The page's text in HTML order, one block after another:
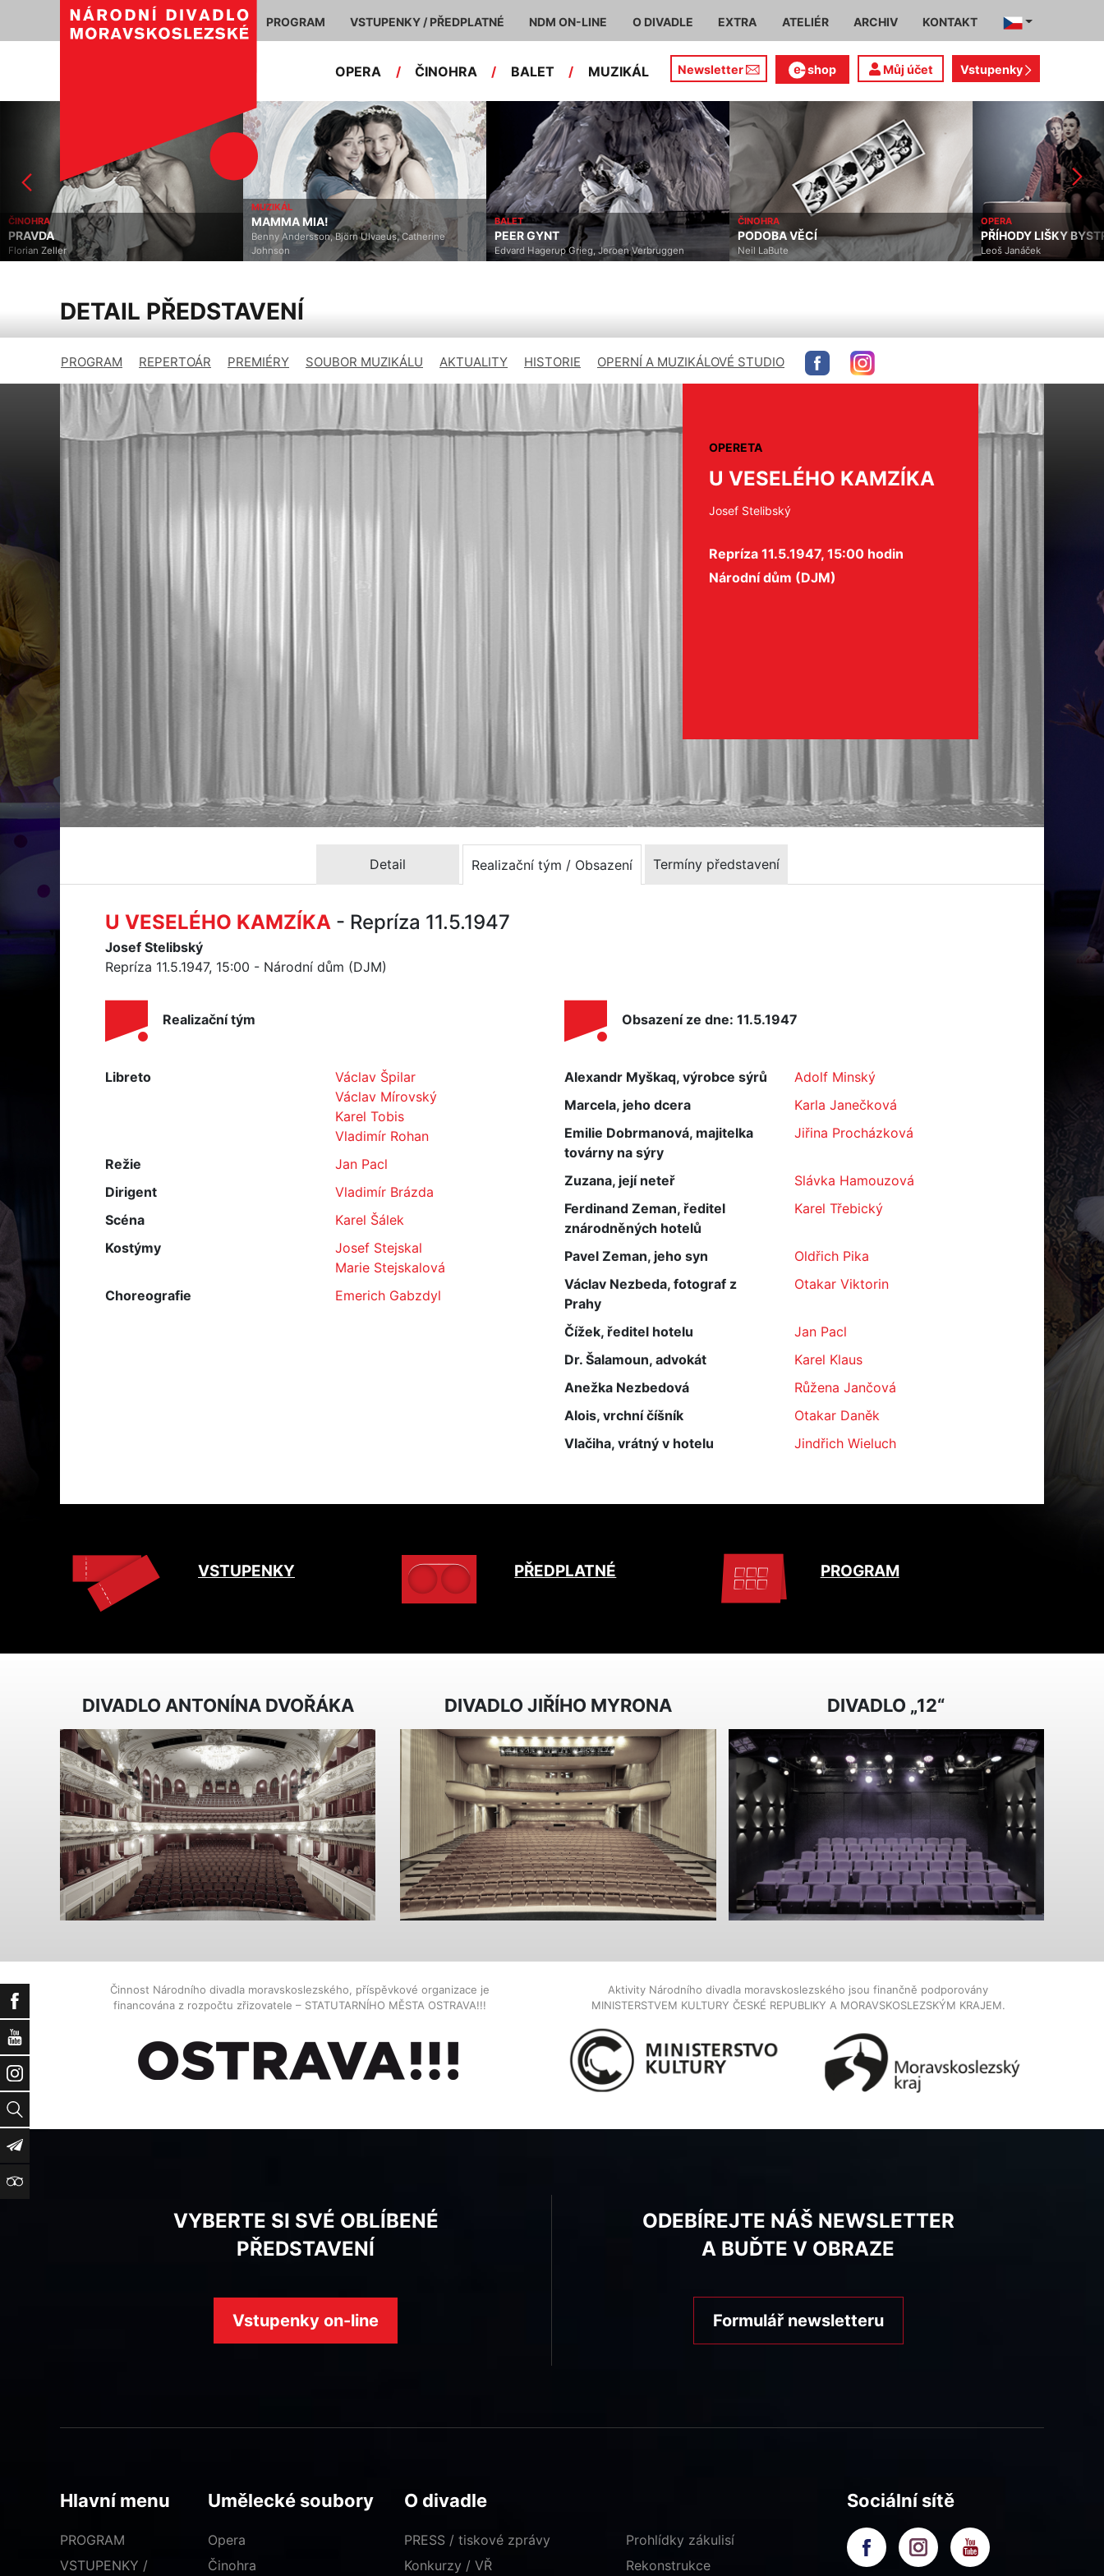
Facebook
YouTube
Instagram
Vyhledat
Newsletter
TripAdvisor
PROGRAM VSTUPENKY / PŘEDPLATNÉ NDM ON-LINE O DIVADLE EXTRA ATELIÉR ARCHIV KONTAKT
OPERA / ČINOHRA / BALET / MUZIKÁL Newsletter shop Můj účet Vstupenky
ČINOHRA
PRAVDA
Florian Zeller
MUZIKÁL
MAMMA MIA!
Benny Andersson, Björn Ulvaeus, Catherine
Johnson
BALET
PEER GYNT
Edvard Hagerup Grieg, Jeroen Verbruggen
ČINOHRA
PODOBA VĚCÍ
Neil LaBute
OPERA
PŘÍHODY LIŠKY
Leoš Janáček
DETAIL PŘEDSTAVENÍ
PROGRAM REPERTOÁR PREMIÉRY SOUBOR MUZIKÁLU AKTUALITY HISTORIE OPERNÍ A MUZIKÁLOVÉ STUDIO
OPERETA
U VESELÉHO KAMZÍKA
Josef Stelibský
Repríza 11.5.1947, 15:00 hodin
Národní dům (DJM)
Detail Realizační tým / Obsazení Termíny představení
U VESELÉHO KAMZÍKA - Repríza 11.5.1947
Josef Stelibský
Repríza 11.5.1947, 15:00 - Národní dům (DJM)
Realizační tým
Libreto
Václav Špilar
Václav Mírovský
Karel Tobis
Vladimír Rohan
Režie
Jan Pacl
Dirigent
Vladimír Brázda
Scéna
Karel Šálek
Kostýmy
Josef Stejskal
Marie Stejskalová
Choreografie
Emerich Gabzdyl
Obsazení ze dne: 11.5.1947
Alexandr Myškaq, výrobce sýrů
Adolf Minský
Marcela, jeho dcera
Karla Janečková
Emilie Dobrmanová, majitelka
továrny na sýry
Jiřina Procházková
Zuzana, její neteř
Slávka Hamouzová
Ferdinand Zeman, ředitel
znárodněných hotelů
Karel Třebický
Pavel Zeman, jeho syn
Oldřich Pika
Václav Nezbeda, fotograf z
Prahy
Otakar Viktorin
Čížek, ředitel hotelu
Jan Pacl
Dr. Šalamoun, advokát
Karel Klaus
Anežka Nezbedová
Růžena Jančová
Alois, vrchní číšník
Otakar Daněk
Vlačiha, vrátný v hotelu
Jindřich Wieluch
VSTUPENKY PŘEDPLATNÉ PROGRAM
DIVADLO ANTONÍNA DVOŘÁKA DIVADLO JIŘÍHO MYRONA DIVADLO „12“
Činnost Národního divadla moravskoslezského, příspěvkové organizace je
financována z rozpočtu zřizovatele – STATUTARNÍHO MĚSTA OSTRAVA!!!
Aktivity Národního divadla moravskoslezského jsou finančně podporovány
MINISTERSTVEM KULTURY ČESKÉ REPUBLIKY A MORAVSKOSLEZSKÝM KRAJEM.
VYBERTE SI SVÉ OBLÍBENÉ
PŘEDSTAVENÍ
Vstupenky on-line
ODEBÍREJTE NÁŠ NEWSLETTER
A BUĎTE V OBRAZE
Formulář newsletteru
Hlavní menu
PROGRAM
VSTUPENKY /
Umělecké soubory
Opera
Činohra
O divadle
PRESS / tiskové zprávy
Konkurzy / VŘ
Prohlídky zákulisí
Rekonstrukce
Sociální sítě